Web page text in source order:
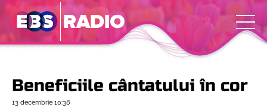
Beneficiile cântatului în cor
13 decembrie 10:38